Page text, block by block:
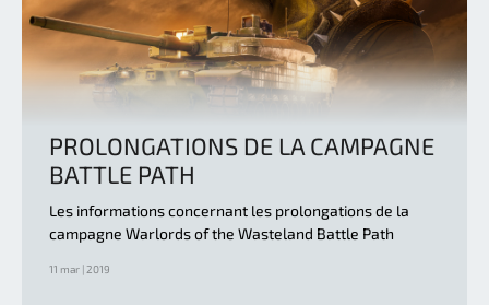
PROLONGATIONS DE LA CAMPAGNE
BATTLE PATH
Les informations concernant les prolongations de la
campagne Warlords of the Wasteland Battle Path
11 mar | 2019